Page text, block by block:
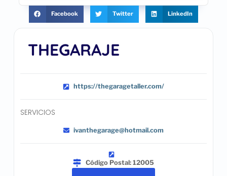
THEGARAJE
https://thegaragetaller.com/
SERVICIOS
ivanthegarage@hotmail.com
Código Postal: 12005
Facebook Twitter LinkedIn